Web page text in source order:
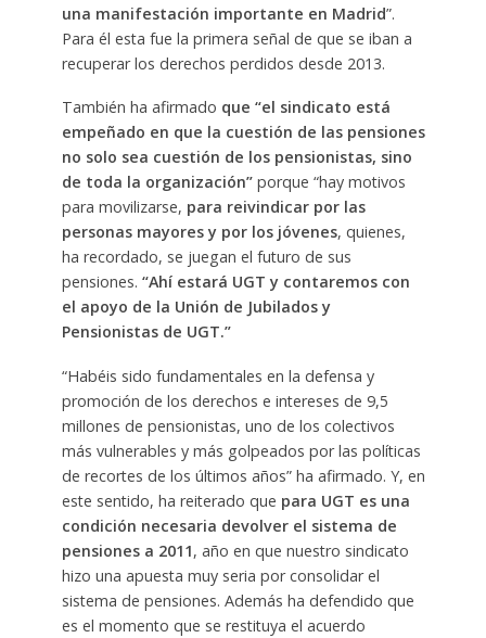
una manifestación importante en Madrid”.
Para él esta fue la primera señal de que se iban a
recuperar los derechos perdidos desde 2013.
También ha afirmado que “el sindicato está
empeñado en que la cuestión de las pensiones
no solo sea cuestión de los pensionistas, sino
de toda la organización”porque “hay motivos
para movilizarse, para reivindicar por las
personas mayores y por los jóvenes, quienes,
ha recordado, se juegan el futuro de sus
pensiones. “Ahí estará UGT y contaremos con
el apoyo de la Unión de Jubilados y
Pensionistas de UGT.”
“Habéis sido fundamentales en la defensa y
promoción de los derechos e intereses de 9,5
millones de pensionistas, uno de los colectivos
más vulnerables y más golpeados por las políticas
de recortes de los últimos años” ha afirmado. Y, en
este sentido, ha reiterado que para UGT es una
condición necesaria devolver el sistema de
pensiones a 2011, año en que nuestro sindicato
hizo una apuesta muy seria por consolidar el
sistema de pensiones. Además ha defendido que
es el momento que se restituya el acuerdo